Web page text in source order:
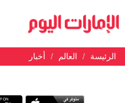
الرئيسة العالم أخبار